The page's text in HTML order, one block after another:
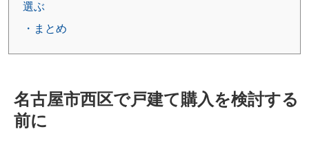
選ぶ
・まとめ
名古屋市西区で戸建て購入を検討する
前に